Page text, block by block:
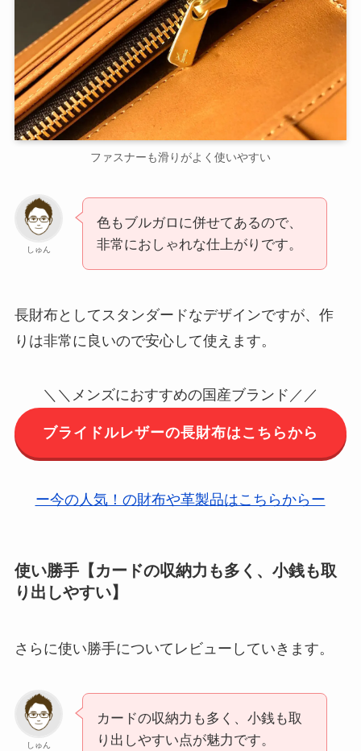
ファスナーも滑りがよく使いやすい
しゅん
色もブルガロに併せてあるので、
非常におしゃれな仕上がりです。
長財布としてスタンダードなデザインですが、作
りは非常に良いので安心して使えます。
＼＼メンズにおすすめの国産ブランド／／
ブライドルレザーの長財布はこちらから
ー今の人気！の財布や革製品はこちらからー
使い勝手【カードの収納力も多く、小銭も取
り出しやすい】
さらに使い勝手についてレビューしていきます。
しゅん
カードの収納力も多く、小銭も取
り出しやすい点が魅力です。